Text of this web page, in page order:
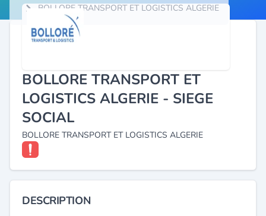
BOLLORE TRANSPORT ET LOGISTICS ALGERIE
BOLLORE TRANSPORT ET
LOGISTICS ALGERIE - SIEGE
SOCIAL
BOLLORE TRANSPORT ET LOGISTICS ALGERIE
DESCRIPTION